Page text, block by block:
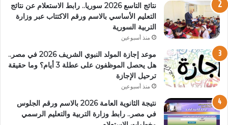
نتائج التاسع 2026 سوريا.. رابط الاستعلام عن نتائج
التعليم الأساسي بالاسم ورقم الاكتتاب عبر وزارة
التربية السورية
منذ أسبوعين
موعد إجازة المولد النبوي الشريف 2026 في مصر..
هل يحصل الموظفون على عطلة 3 أيام؟ وما حقيقة
ترحيل الإجازة
منذ أسبوعين
نتيجة الثانوية العامة 2026 بالاسم ورقم الجلوس
في مصر.. رابط وزارة التربية والتعليم الرسمي